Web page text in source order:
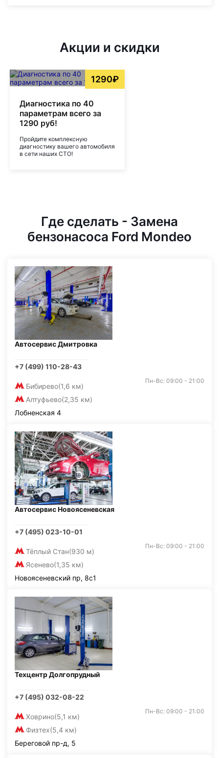
Акции и скидки
1290₽
Диагностика по 40
параметрам всего за
1290 руб!
Пройдите комплексную
диагностику вашего автомобиля
в сети наших СТО!
Где сделать - Замена
бензонасоса Ford Mondeo
Автосервис Дмитровка
+7 (499) 110-28-43
Бибирево(1,6 км)
Алтуфьево(2,35 км)
Пн-Вс: 09:00 - 21:00
Лобненская 4
Автосервис Новоясеневская
+7 (495) 023-10-01
Тёплый Стан(930 м)
Ясенево(1,35 км)
Пн-Вс: 09:00 - 21:00
Новоясеневский пр, 8с1
Техцентр Долгопрудный
+7 (495) 032-08-22
Ховрино(5,1 км)
Физтех(5,4 км)
Пн-Вс: 09:00 - 21:00
Береговой пр-д, 5